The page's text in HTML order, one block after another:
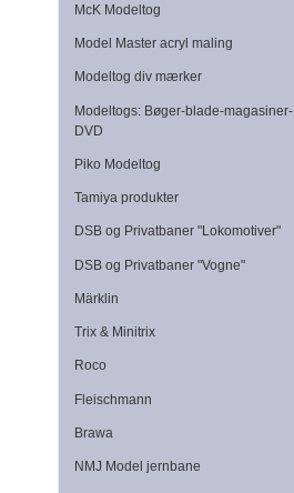
McK Modeltog
Model Master acryl maling
Modeltog div mærker
Modeltogs: Bøger-blade-magasiner-
DVD
Piko Modeltog
Tamiya produkter
DSB og Privatbaner "Lokomotiver"
DSB og Privatbaner "Vogne"
Märklin
Trix & Minitrix
Roco
Fleischmann
Brawa
NMJ Model jernbane